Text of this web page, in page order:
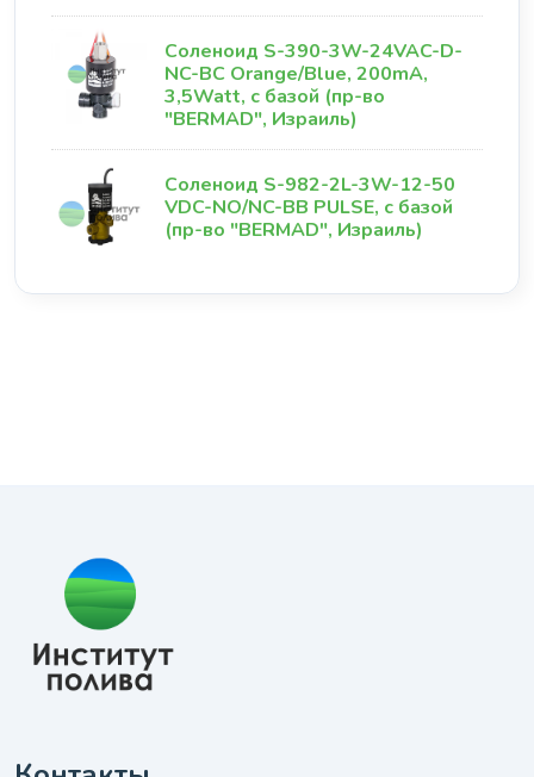
Соленоид S-390-3W-24VAC-D-
NC-BC Orange/Blue, 200mA,
3,5Watt, с базой (пр-во
"BERMAD", Израиль)
Соленоид S-982-2L-3W-12-50
VDC-NO/NC-BB PULSE, с базой
(пр-во "BERMAD", Израиль)